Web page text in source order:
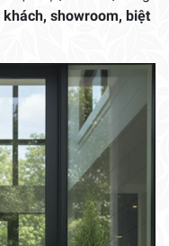
showroom, biệt